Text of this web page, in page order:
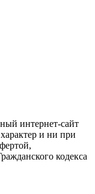
интернет-сайт
и ни при
кодекса